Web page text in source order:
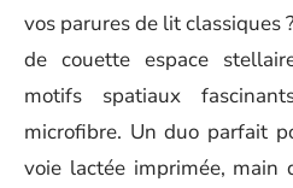
vos parures de lit classiques
de couette espace
motifs spatiaux
microfibre. Un duo parfait
voie lactée imprimée, main